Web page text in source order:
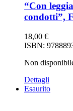
“Con
condotti”,
18,00 €
ISBN:
Non
Dettagli
Esaurito